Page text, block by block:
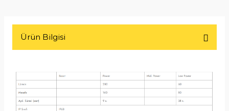
Ürün Bilgisi